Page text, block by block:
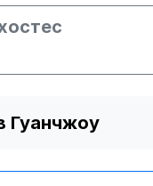
Гуанчжоу